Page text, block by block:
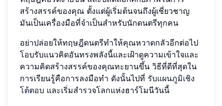
สร้างสรรค์ของคุณ ตั้งแต่ผู้เริ่มต้นจนถึงผู้เชี่ยวชาญ
มันเป็นเครื่องมือที่จำเป็นสำหรับนักดนตรีทุกคน
อย่าปล่อยให้ทฤษฎีดนตรีทำให้คุณหวาดกลัวอีกต่อไป
โอบรับแนวคิดอันทรงพลังนี้และเฝ้าดูความเข้าใจและ
ความคิดสร้างสรรค์ของคุณทะยานขึ้น วิธีที่ดีที่สุดใน
การเรียนรู้คือการลงมือทำ ดังนั้นไปที่ รับแผนภูมิเชิง
โต้ตอบ และเริ่มสำรวจโลกแห่งฮาร์โมนีวันนี้